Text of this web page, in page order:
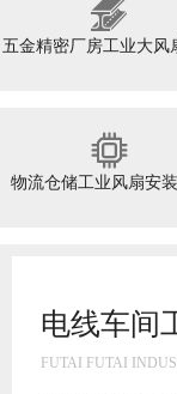
五金精密厂房工业大风
物流仓储工业风扇安
高大空间
FUTAI FUTAI